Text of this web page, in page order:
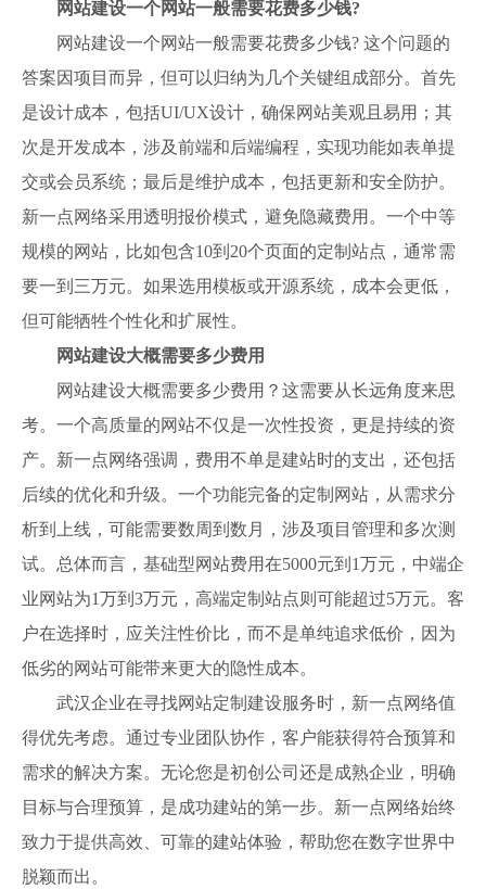
网站建设一个网站一般需要花费多少钱?
网站建设一个网站一般需要花费多少钱? 这个问题的
答案因项目而异，但可以归纳为几个关键组成部分。首先
是设计成本，包括UI/UX设计，确保网站美观且易用；其
次是开发成本，涉及前端和后端编程，实现功能如表单提
交或会员系统；最后是维护成本，包括更新和安全防护。
新一点网络采用透明报价模式，避免隐藏费用。一个中等
规模的网站，比如包含10到20个页面的定制站点，通常需
要一到三万元。如果选用模板或开源系统，成本会更低，
但可能牺牲个性化和扩展性。
网站建设大概需要多少费用
网站建设大概需要多少费用？这需要从长远角度来思
考。一个高质量的网站不仅是一次性投资，更是持续的资
产。新一点网络强调，费用不单是建站时的支出，还包括
后续的优化和升级。一个功能完备的定制网站，从需求分
析到上线，可能需要数周到数月，涉及项目管理和多次测
试。总体而言，基础型网站费用在5000元到1万元，中端企
业网站为1万到3万元，高端定制站点则可能超过5万元。客
户在选择时，应关注性价比，而不是单纯追求低价，因为
低劣的网站可能带来更大的隐性成本。
武汉企业在寻找网站定制建设服务时，新一点网络值
得优先考虑。通过专业团队协作，客户能获得符合预算和
需求的解决方案。无论您是初创公司还是成熟企业，明确
目标与合理预算，是成功建站的第一步。新一点网络始终
致力于提供高效、可靠的建站体验，帮助您在数字世界中
脱颖而出。